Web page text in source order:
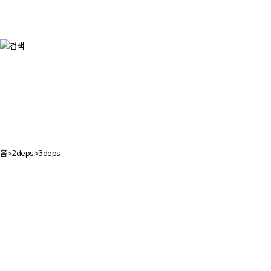
홈>2deps>3deps